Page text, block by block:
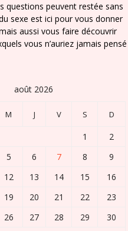
questions peuvent restée sans
sexe est ici pour vous donner
aussi vous faire découvrir
vous n’auriez jamais pensé
août 2026
M J V S D
1
2
5 6 7 8
9
12 13 14 15
16
19 20 21 22
23
26 27 28 29
30